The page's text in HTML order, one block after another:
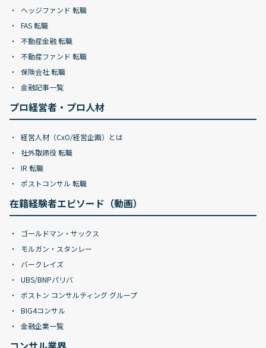
ヘッジファンド 転職
FAS 転職
不動産金融 転職
不動産ファンド 転職
保険会社 転職
金融記事一覧
プロ経営者・プロ人材
経営人材（CxO/経営企画）とは
社外取締役 転職
IR 転職
ポストコンサル 転職
在籍経験者エピソード（動画）
ゴールドマン・サックス
モルガン・スタンレー
バークレイズ
UBS/BNPパリバ
ボストン コンサルティング グループ
BIG4コンサル
金融企業一覧